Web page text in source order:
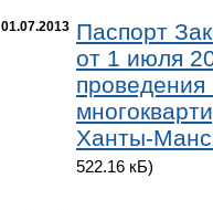
01.07.2013 Паспорт
от 1 июля
Ханты-
522.16 кБ)